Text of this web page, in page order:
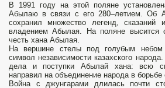
В 1991 году на этой поляне
Абылаю в связи с его 280–летием. Об
сохранил множество легенд,
владением Абылая. На поляне высится
честь хана Абылая.
На вершине стелы под голубым
символ независимости казахского
дела и поступки Абылай хана: всю
направил на объединение народа в
Война с джунгарами длилась почти